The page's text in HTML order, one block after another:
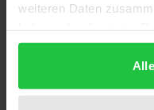
weiteren Daten
gesammelt haben.